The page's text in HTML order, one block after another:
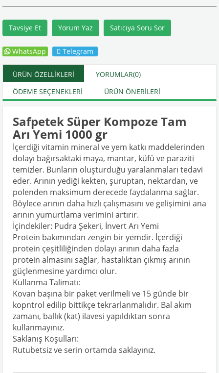
Tavsiye Et Yorum Yaz Satıcıya Soru Sor
WhatsApp Telegram
ÜRÜN ÖZELLIKLERI YORUMLAR(0)
ÖDEME SEÇENEKLERI
ÜRÜN ÖNERILERI
Safpetek Süper Kompoze Tam
Arı Yemi 1000 gr
İçerdiği vitamin mineral ve yem katkı maddelerinden
dolayı bağırsaktaki maya, mantar, küfü ve paraziti
temizler. Bunların oluşturduğu yaralanmaları tedavi
eder. Arının yediği kekten, şuruptan, nektardan, ve
polenden maksimum derecede faydalanma sağlar.
Böylece arının daha hızlı çalışmasını ve gelişimini ana
arının yumurtlama verimini artırır.
İçindekiler: Pudra Şekeri, İnvert Arı Yemi
Protein bakımından zengin bir yemdir. İçerdiği
protein çeşitliliğinden dolayı arının daha fazla
protein almasını sağlar, hastalıktan çıkmış arının
güçlenmesine yardımcı olur.
Kullanma Talimatı:
Kovan başına bir paket verilmeli ve 15 günde bir
kopntrol edilip bittikçe tekrarlanmalıdır. Bal akım
zamanı, ballık (kat) ilavesi yapıldıktan sonra
kullanmayınız.
Saklanış Koşulları:
Rutubetsiz ve serin ortamda saklayınız.